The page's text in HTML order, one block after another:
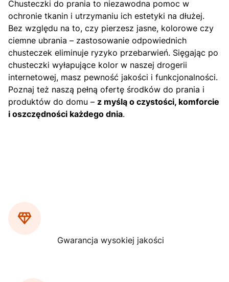
Chusteczki do prania to niezawodna pomoc w
ochronie tkanin i utrzymaniu ich estetyki na dłużej.
Bez względu na to, czy pierzesz jasne, kolorowe czy
ciemne ubrania – zastosowanie odpowiednich
chusteczek eliminuje ryzyko przebarwień. Sięgając po
chusteczki wyłapujące kolor w naszej drogerii
internetowej, masz pewność jakości i funkcjonalności.
Poznaj też naszą pełną ofertę środków do prania i
produktów do domu – z myślą o czystości, komforcie
i oszczędności każdego dnia.
Gwarancja wysokiej jakości